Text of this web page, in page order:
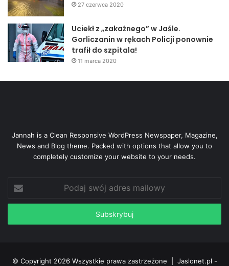
27 czerwca 2020
Uciekł z „zakaźnego” w Jaśle.
Gorliczanin w rękach Policji ponownie
trafił do szpitala!
11 marca 2020
Jannah is a Clean Responsive WordPress Newspaper, Magazine,
News and Blog theme. Packed with options that allow you to
completely customize your website to your needs.
swój
adres
© Copyright 2026 Wszystkie prawa zastrzeżone | Jaslonet.pl -